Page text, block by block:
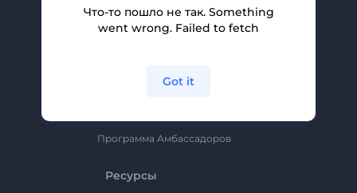
Партнерская Программа
Политика Конфиденциальности
Программа Амбассадоров
Ресурсы
Что-то пошло не так. Something
went wrong. Failed to fetch
Got it